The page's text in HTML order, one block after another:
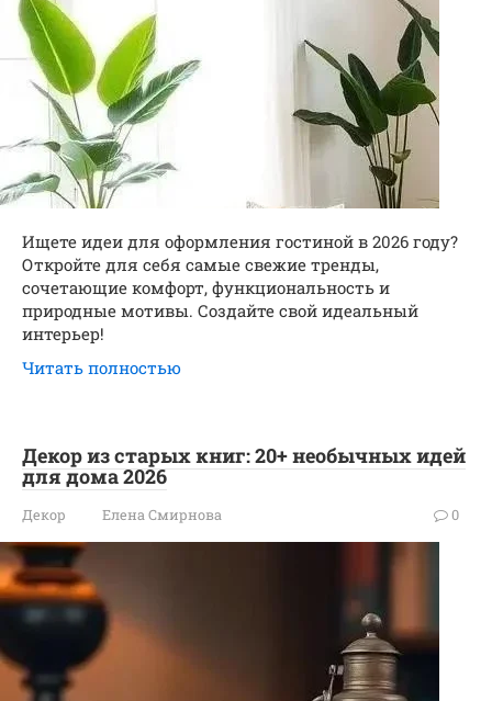
Ищете идеи для оформления гостиной в 2026 году?
Откройте для себя самые свежие тренды,
сочетающие комфорт, функциональность и
природные мотивы. Создайте свой идеальный
интерьер!
Читать полностью
Декор из старых книг: 20+ необычных идей
для дома 2026
Декор Елена Смирнова 0